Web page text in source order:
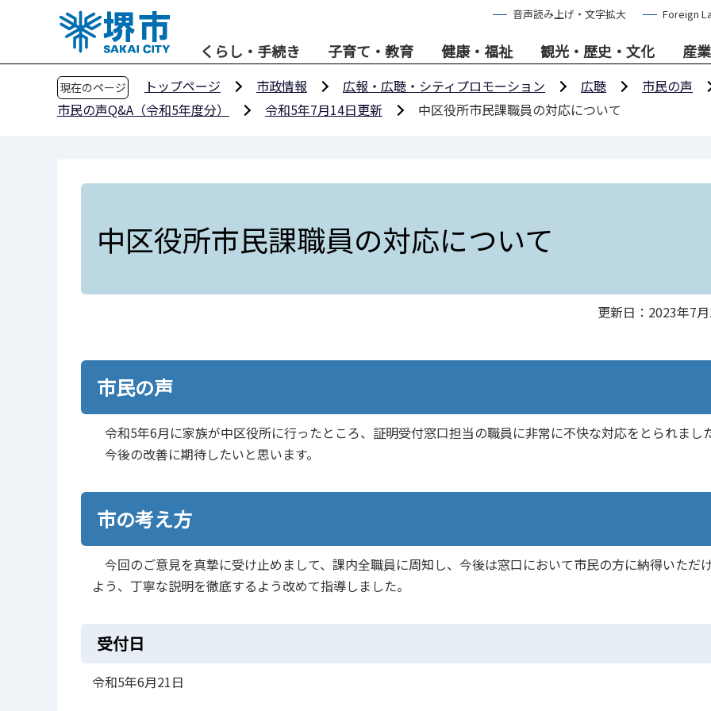
音声読み上げ・文字拡大 Foreign
くらし・手続き 子育て・教育 健康・福祉 観光・歴史・文化 産
現在のページ トップページ 市政情報 広報・広聴・シティプロモーション 広聴
市民の声
市民の声Q&A（令和5年度分）
令和5年7月14日更新 中区役所市民課職員の対応について
中区役所市民課職員の対応について
更新日：2023年7
市民の声
令和5年6月に家族が中区役所に行ったところ、証明受付窓口担当の職員に非常に不快な対応をとられまし
今後の改善に期待したいと思います。
市の考え方
今回のご意見を真摯に受け止めまして、課内全職員に周知し、今後は窓口において市民の方に納得いただ
よう、丁寧な説明を徹底するよう改めて指導しました。
受付日
令和5年6月21日